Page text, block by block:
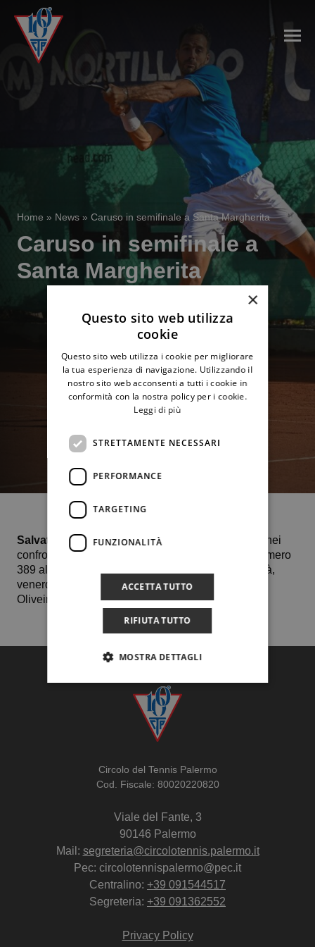
Home » News » Caruso in semifinale a Santa Margherita
Caruso in semifinale a
Santa Margherita
Salvatore Carusoprevale con lo score di 7-6 6-1 nei
confronti dell’olandese di 23 anni Max Houkes, numero
389 al mondo, e accede alle semifinali dove sfiderà,
venerdì 13 ottobre, il mancino portoghese Goncalo
Oliveira seconda testa di serie del tabellone.
Circolo del Tennis Palermo
Cod. Fiscale: 80020220820
Viale del Fante, 3
90146 Palermo
Mail: segreteria@circolotennis.palermo.it
Pec: circolotennispalermo@pec.it
Centralino: +39 091544517
Segreteria: +39 091362552
Privacy Policy
×
Questo sito web utilizza
cookie
Questo sito web utilizza i cookie per migliorare
la tua esperienza di navigazione. Utilizzando il
nostro sito web acconsenti a tutti i cookie in
conformità con la nostra policy per i cookie.
Leggi di più
STRETTAMENTE NECESSARI
PERFORMANCE
TARGETING
FUNZIONALITÀ
ACCETTA TUTTO
RIFIUTA TUTTO
MOSTRA DETTAGLI